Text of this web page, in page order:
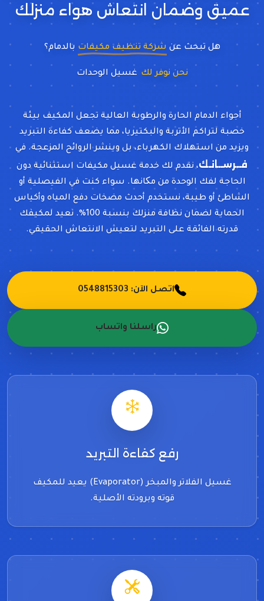
عميق وضمان انتعاش هواء منزلك
هل تبحث عن شركة تنظيف مكيفات بالدمام؟
نحن نوفر لك غسيل الوحدات الداخلية وال
أجواء الدمام الحارة والرطوبة العالية تجعل المكيف بيئة
خصبة لتراكم الأتربة والبكتيريا، مما يضعف كفاءة التبريد
ويزيد من استهلاك الكهرباء، بل وينشر الروائح المزعجة. في
فــرســانـك، نقدم لك خدمة غسيل مكيفات استثنائية دون
الحاجة لفك الوحدة من مکانها. سواء كنت في الفيصلية أو
الشاطئ أو طيبة، نستخدم أحدث مضخات دفع المياه وأكياس
الحماية لضمان نظافة منزلك بنسبة 100%. نعيد لمكيفك
قدرته الفائقة على التبريد لتعيش الانتعاش الحقيقي.
اتصل الآن: 0548815303
راسلنا واتساب
رفع كفاءة التبريد
غسيل الفلاتر والمبخر (Evaporator) يعيد للمكيف
قوته وبرودته الأصلية.